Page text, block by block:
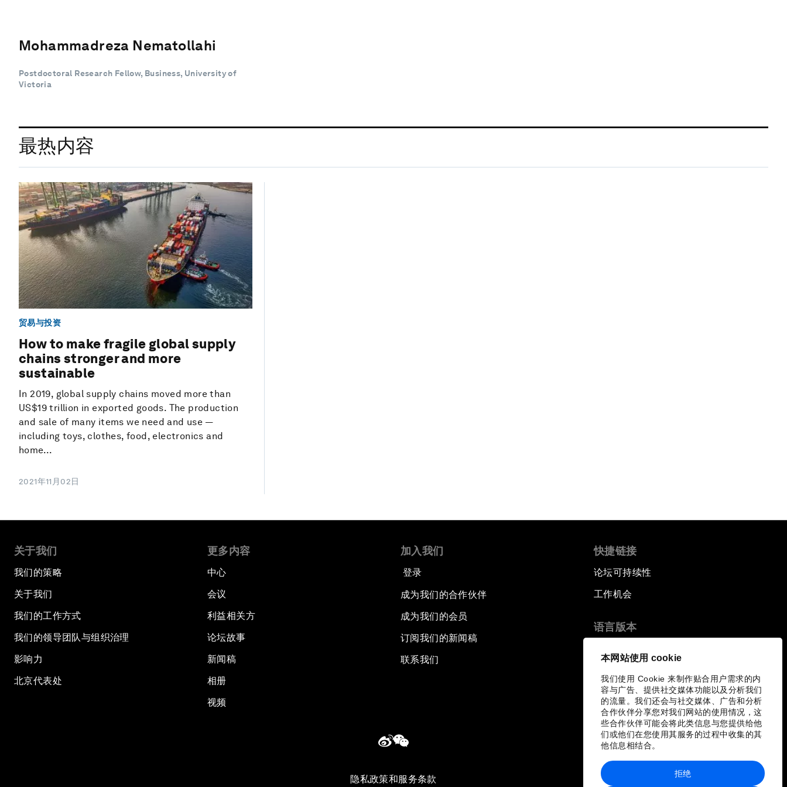
本网站使用 cookie
我们使用 Cookie 来制作贴合用户需求的内
容与广告、提供社交媒体功能以及分析我们
的流量。我们还会与社交媒体、广告和分析
合作伙伴分享您对我们网站的使用情况，这
些合作伙伴可能会将此类信息与您提供给他
们或他们在您使用其服务的过程中收集的其
他信息相结合。
拒绝
Mohammadreza Nematollahi
Postdoctoral Research Fellow, Business, University of
Victoria
最热内容
贸易与投资
How to make fragile global supply
chains stronger and more
sustainable
In 2019, global supply chains moved more than
US$19 trillion in exported goods. The production
and sale of many items we need and use —
including toys, clothes, food, electronics and
home...
2021年11月02日
关于我们
我们的策略
关于我们
我们的工作方式
我们的领导团队与组织治理
影响力
北京代表处
更多内容
中心
会议
利益相关方
论坛故事
新闻稿
相册
视频
加入我们
登录
成为我们的合作伙伴
成为我们的会员
订阅我们的新闻稿
联系我们
快捷链接
论坛可持续性
工作机会
语言版本
隐私政策和服务条款